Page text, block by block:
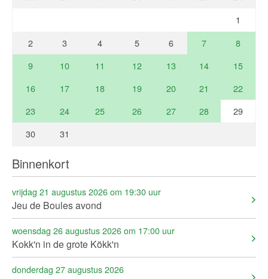
1
2
3 4 5 6 7
8
9
10 11 12 13 14
15
16
17 18 19 20 21
22
23
24 25 26 27 28
29
30
31
Binnenkort
vrijdag 21 augustus 2026 om 19:30 uur
Jeu de Boules avond
woensdag 26 augustus 2026 om 17:00 uur
Kokk'n in de grote Kökk'n
donderdag 27 augustus 2026